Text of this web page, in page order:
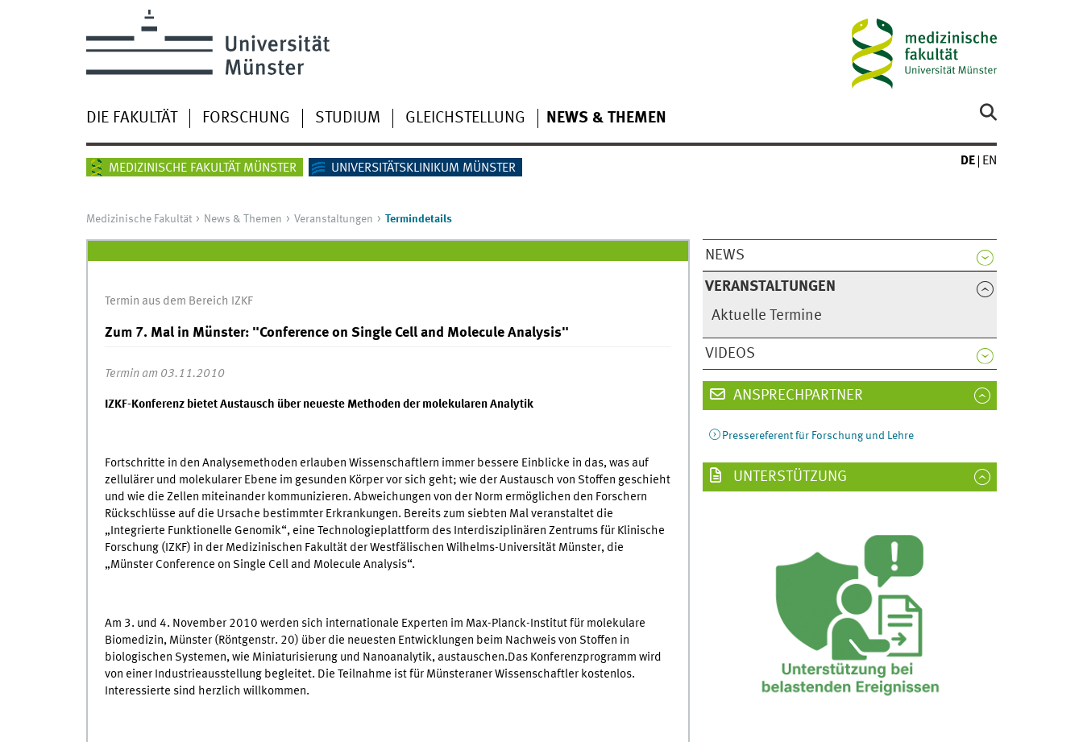
DIE FAKULTÄT FORSCHUNG STUDIUM GLEICHSTELLUNG NEWS & THEMEN
MEDIZINISCHE FAKULTÄT MÜNSTER UNIVERSITÄTSKLINIKUM MÜNSTER
DE EN
Medizinische Fakultät News & Themen Veranstaltungen Termindetails
NEWS
VERANSTALTUNGEN
Aktuelle Termine
VIDEOS
Termin aus dem Bereich IZKF
Zum 7. Mal in Münster: "Conference on Single Cell and Molecule Analysis"
Termin am 03.11.2010
IZKF-Konferenz bietet Austausch über neueste Methoden der molekularen Analytik
Fortschritte in den Analysemethoden erlauben Wissenschaftlern immer bessere Einblicke in das, was auf
zellulärer und molekularer Ebene im gesunden Körper vor sich geht; wie der Austausch von Stoffen geschieht
und wie die Zellen miteinander kommunizieren. Abweichungen von der Norm ermöglichen den Forschern
Rückschlüsse auf die Ursache bestimmter Erkrankungen. Bereits zum siebten Mal veranstaltet die
„Integrierte Funktionelle Genomik“, eine Technologieplattform des Interdisziplinären Zentrums für Klinische
Forschung (IZKF) in der Medizinischen Fakultät der Westfälischen Wilhelms-Universität Münster, die
„Münster Conference on Single Cell and Molecule Analysis“.
Am 3. und 4. November 2010 werden sich internationale Experten im Max-Planck-Institut für molekulare
Biomedizin, Münster (Röntgenstr. 20) über die neuesten Entwicklungen beim Nachweis von Stoffen in
biologischen Systemen, wie Miniaturisierung und Nanoanalytik, austauschen.Das Konferenzprogramm wird
von einer Industrieausstellung begleitet. Die Teilnahme ist für Münsteraner Wissenschaftler kostenlos.
Interessierte sind herzlich willkommen.
ANSPRECHPARTNER
Pressereferent für Forschung und Lehre
UNTERSTÜTZUNG